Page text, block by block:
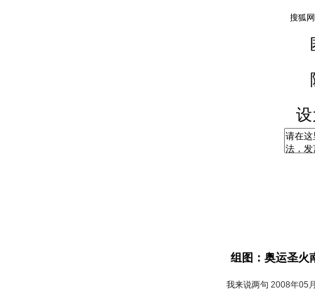
组图：奥运圣火
我来说两句 2008年05